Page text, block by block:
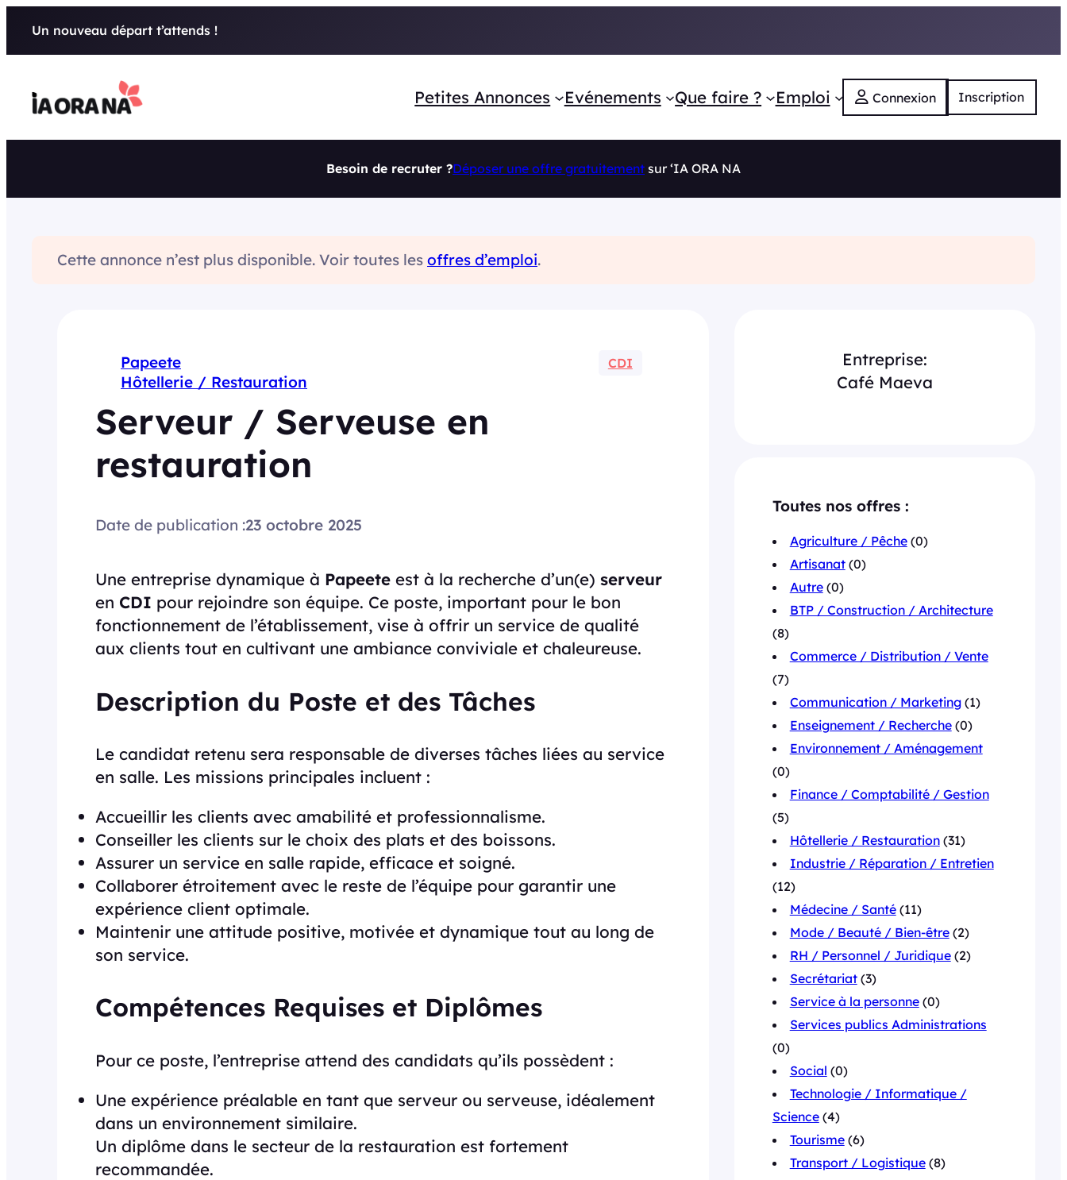
Un nouveau départ t’attends !
Petites Annonces Evénements Que faire ? Emploi Connexion Inscription
Besoin de recruter ?Déposer une offre gratuitement sur ‘IA ORA NA
Cette annonce n’est plus disponible. Voir toutes les offres d’emploi.
Papeete CDI
Hôtellerie / Restauration
Serveur / Serveuse en
restauration
Date de publication :23 octobre 2025
Une entreprise dynamique à Papeete est à la recherche d’un(e) serveur
en CDI pour rejoindre son équipe. Ce poste, important pour le bon
fonctionnement de l’établissement, vise à offrir un service de qualité
aux clients tout en cultivant une ambiance conviviale et chaleureuse.
Description du Poste et des Tâches
Le candidat retenu sera responsable de diverses tâches liées au service
en salle. Les missions principales incluent :
Accueillir les clients avec amabilité et professionnalisme.
Conseiller les clients sur le choix des plats et des boissons.
Assurer un service en salle rapide, efficace et soigné.
Collaborer étroitement avec le reste de l’équipe pour garantir une
expérience client optimale.
Maintenir une attitude positive, motivée et dynamique tout au long de
son service.
Compétences Requises et Diplômes
Pour ce poste, l’entreprise attend des candidats qu’ils possèdent :
Une expérience préalable en tant que serveur ou serveuse, idéalement
dans un environnement similaire.
Un diplôme dans le secteur de la restauration est fortement
recommandée.
Entreprise:
Café Maeva
Toutes nos offres :
Agriculture / Pêche(0)
Artisanat(0)
Autre(0)
BTP / Construction / Architecture
(8)
Commerce / Distribution / Vente
(7)
Communication / Marketing(1)
Enseignement / Recherche(0)
Environnement / Aménagement
(0)
Finance / Comptabilité / Gestion
(5)
Hôtellerie / Restauration(31)
Industrie / Réparation / Entretien
(12)
Médecine / Santé(11)
Mode / Beauté / Bien-être(2)
RH / Personnel / Juridique(2)
Secrétariat(3)
Service à la personne(0)
Services publics Administrations
(0)
Social (0)
Technologie / Informatique /
Science(4)
Tourisme(6)
Transport / Logistique(8)